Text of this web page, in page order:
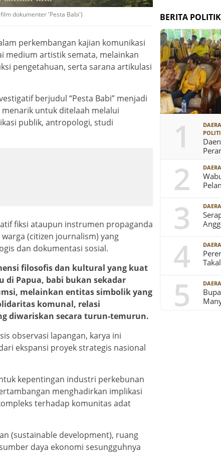
dokumenter 'Pesta Babi')
perkembangan kajian komunikasi
medium artistik semata, melainkan
pengetahuan, serta sarana artikulasi
berjudul “Pesta Babi” menjadi
untuk ditelaah melalui
publik, antropologi, studi
fiksi ataupun instrumen propaganda
(citizen journalism) yang
dan dokumentasi sosial.
filosofis dan kultural yang kuat
di Papua, babi bukan sekadar
melainkan entitas simbolik yang
komunal, relasi
diwariskan secara turun-temurun.
observasi lapangan, karya ini
ekspansi proyek strategis nasional
kepentingan industri perkebunan
menghadirkan implikasi
terhadap komunitas adat
(sustainable development), ruang
daya ekonomi sesungguhnya
BERITA POLITIK
1
2
3
4
5